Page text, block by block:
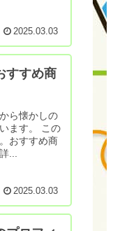
2025.03.03
すすめ商
ら懐かしの
ます。 この
おすすめ商
...
2025.03.03